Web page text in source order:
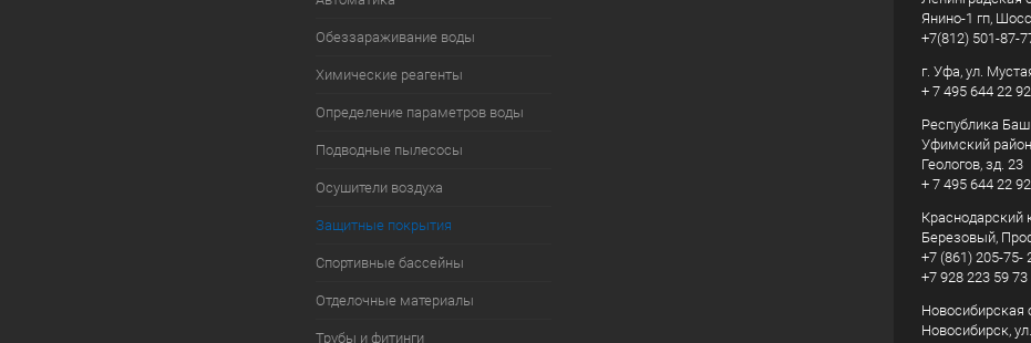
Обеззараживание воды
Химические реагенты
Определение параметров воды
Подводные пылесосы
Осушители воздуха
Защитные покрытия
Спортивные бассейны
Отделочные материалы
Трубы и фитинги
Янино-1 гп,
+7(812) 501-87-
г. Уфа, ул.
+ 7 495 644 22 92
Республика
Уфимский
Геологов, зд. 23
+ 7 495 644 22 92
Краснодарский
Березовый,
+7 (861) 205-75-
+7 928 223 59 73
Новосибирская
Новосибирск,